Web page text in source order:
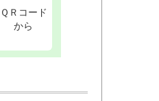
ＱＲコード
から